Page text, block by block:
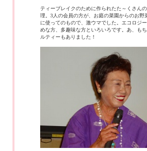
ティーブレイクのために作られたた～くさん
理。3人の会員の方が、お庭の菜園からのお野
に使ってのもので、激ウマでした。エコロジ
めな方、多趣味な方といろいろです。あ、も
ルティーもありました！